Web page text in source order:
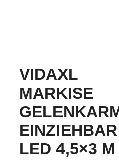
VIDAXL
MARKISE
LED 4,5×3 M